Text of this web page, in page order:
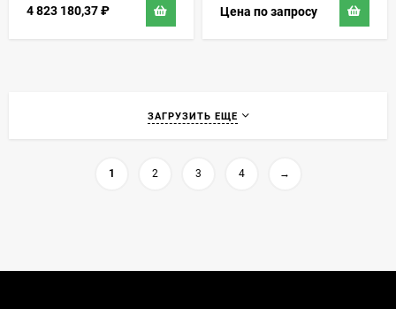
4 823 180,37₽ Цена по запросу
ЗАГРУЗИТЬ ЕЩЕ
1 2 3 4 →